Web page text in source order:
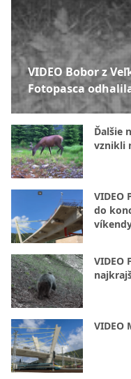
VIDEO Bobor z
Fotopasca
Ďalšie
vznikli
VIDEO
do
VIDEO
VIDEO